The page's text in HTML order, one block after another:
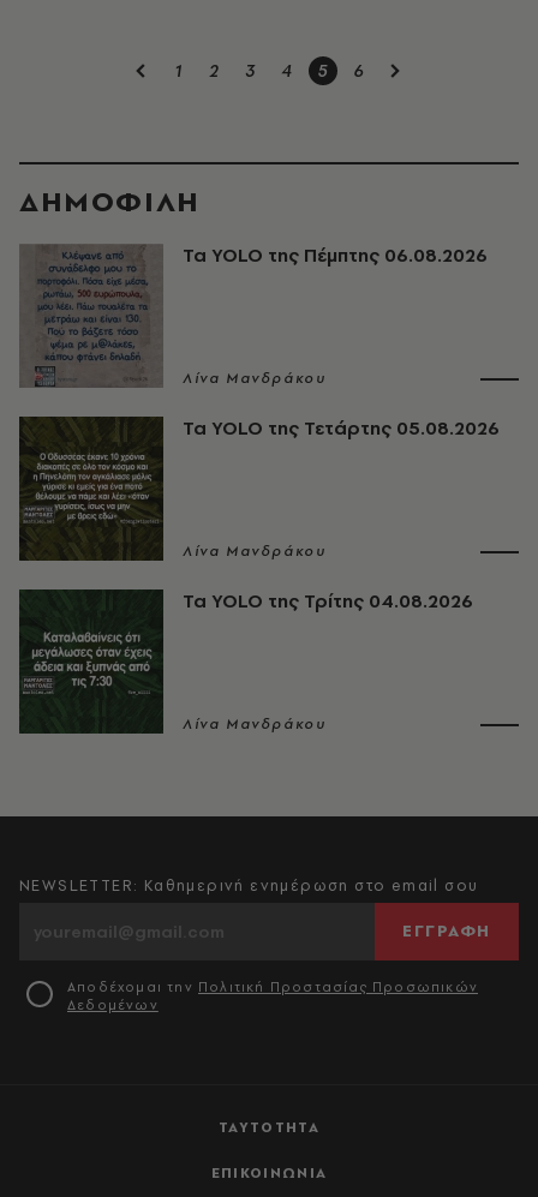
1 2 3 4 5 6
ΔΗΜΟΦΙΛΗ
Τα YOLO της Πέμπτης 06.08.2026
Λίνα Μανδράκου
Τα YOLO της Τετάρτης 05.08.2026
Λίνα Μανδράκου
Τα YOLO της Τρίτης 04.08.2026
Λίνα Μανδράκου
ΤΑΥΤΟΤΗΤΑ
ΕΠΙΚΟΙΝΩΝΙΑ
NEWSLETTER: Καθημερινή ενημέρωση στο email σου
ΕΓΓΡΑΦΗ
Αποδέχομαι την Πολιτική Προστασίας Προσωπικών
Δεδομένων